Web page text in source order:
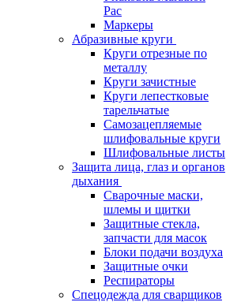
Pac
Маркеры
Абразивные круги
Круги отрезные по
металлу
Круги зачистные
Круги лепестковые
тарельчатые
Самозацепляемые
шлифовальные круги
Шлифовальные листы
Защита лица, глаз и органов
дыхания
Сварочные маски,
шлемы и щитки
Защитные стекла,
запчасти для масок
Блоки подачи воздуха
Защитные очки
Респираторы
Спецодежда для сварщиков